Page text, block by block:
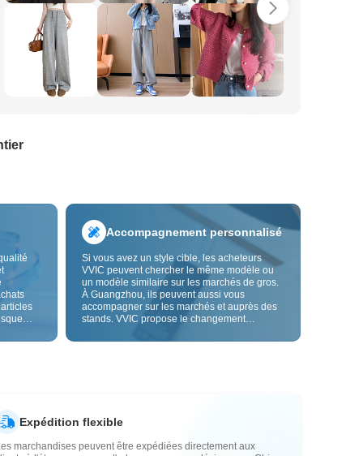
Accompagnement personnalisé
Si vous avez un style cible, les acheteurs
VVIC peuvent chercher le même modèle ou
un modèle similaire sur les marchés de gros.
À Guangzhou, ils peuvent aussi vous
accompagner sur les marchés et auprès des
stands. VVIC propose le changement
la personnalisation OEM par image ou
Expédition flexible
marchandises peuvent être expédiées directement aux